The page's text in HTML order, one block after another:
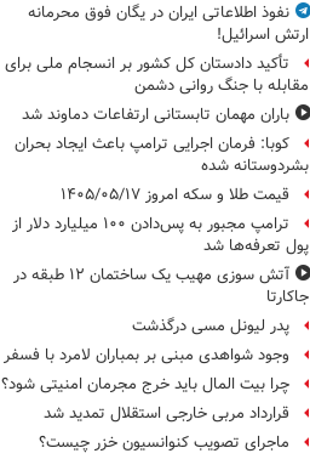
نفوذ اطلاعاتی ایران در یگان فوق محرمانه
ارتش اسرائیل!
تأکید دادستان کل کشور بر انسجام ملی برای
مقابله با جنگ روانی دشمن
باران مهمان تابستانی ارتفاعات دماوند شد
کوبا: فرمان اجرایی ترامپ باعث ایجاد بحران
بشردوستانه شده
قیمت طلا و سکه امروز ۱۴۰۵/۰۵/۱۷
ترامپ مجبور به پس‌دادن ۱۰۰ میلیارد دلار از
پول تعرفه‌ها شد
آتش سوزی مهیب یک ساختمان ۱۲ طبقه در
جاکارتا
پدر لیونل مسی درگذشت
وجود شواهدی مبنی بر بمباران لامرد با فسفر
چرا بیت المال باید خرج مجرمان امنیتی شود؟
قرارداد مربی خارجی استقلال تمدید شد
ماجرای تصویب کنوانسیون خزر چیست؟